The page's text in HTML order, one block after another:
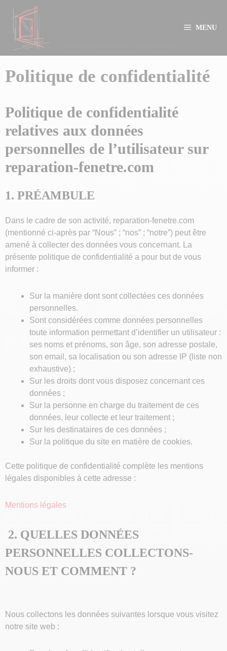
contenu
MENU
Politique de confidentialité
Politique de confidentialité
relatives aux données
personnelles de l’utilisateur sur
reparation-fenetre.com
1. PRÉAMBULE
Dans le cadre de son activité, reparation-fenetre.com
(mentionné ci-après par “Nous” ; “nos” ; “notre”) peut être
amené à collecter des données vous concernant. La
présente politique de confidentialité a pour but de vous
informer :
Sur la manière dont sont collectées ces données
personnelles.
Sont considérées comme données personnelles
toute information permettant d’identifier un utilisateur :
ses noms et prénoms, son âge, son adresse postale,
son email, sa localisation ou son adresse IP (liste non
exhaustive) ;
Sur les droits dont vous disposez concernant ces
données ;
Sur la personne en charge du traitement de ces
données, leur collecte et leur traitement ;
Sur les destinataires de ces données ;
Sur la politique du site en matière de cookies.
Cette politique de confidentialité complète les mentions
légales disponibles à cette adresse :
Mentions légales
2. QUELLES DONNÉES
PERSONNELLES COLLECTONS-
NOUS ET COMMENT ?
Nous collectons les données suivantes lorsque vous visitez
notre site web :